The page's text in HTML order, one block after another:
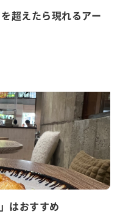
超えたら現れるアー
はおすすめ